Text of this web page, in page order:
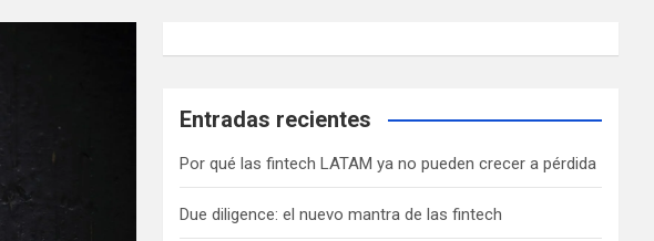
Entradas recientes
Por qué las fintech LATAM ya no pueden crecer a pérdida
Due diligence: el nuevo mantra de las fintech